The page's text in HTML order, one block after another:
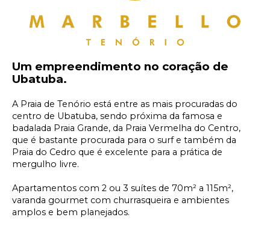
Um empreendimento no coração de
Ubatuba.
A Praia de Tenório está entre as mais procuradas do
centro de Ubatuba, sendo próxima da famosa e
badalada Praia Grande, da Praia Vermelha do Centro,
que é bastante procurada para o surf e também da
Praia do Cedro que é excelente para a prática de
mergulho livre.
Apartamentos com 2 ou 3 suítes de 70m² a 115m²,
varanda gourmet com churrasqueira e ambientes
amplos e bem planejados.